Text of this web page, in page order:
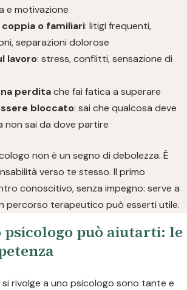
e motivazione
o familiari: litigi frequenti,
separazioni dolorose
lavoro: stress, conflitti, sensazione di
perditache fai fatica a superare
bloccato: sai che qualcosa deve
non sai da dove partire
non è un segno di debolezza. È
verso te stesso. Il primo
conoscitivo, senza impegno: serve a
percorso terapeutico può esserti utile.
psicologo può aiutarti: le
rivolge a uno psicologo sono tante e